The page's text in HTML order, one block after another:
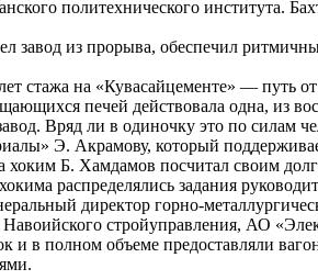
политехнического института.
завод из прорыва, обеспечил
стажа на «Кувасайцементе» — путь
печей действовала одна, из
Вряд ли в одиночку это по силам
Э. Акрамову, который
Б. Хамдамов посчитал своим
распределялись задания
директор горно-
стройуправления, АО
и в полном объеме предоставляли